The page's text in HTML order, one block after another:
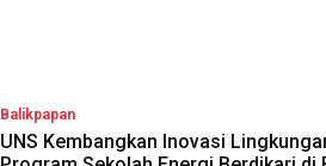
Balikpapan
UNS Kembangkan Inovasi